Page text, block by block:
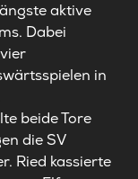
aktive
Dabei
in
beide Tore
die SV
Ried kassierte